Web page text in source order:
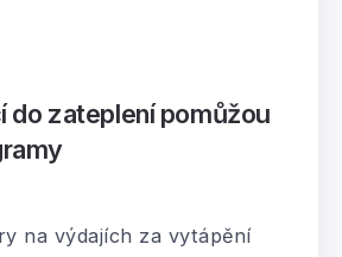
do zateplení pomůžou
na výdajích za vytápění